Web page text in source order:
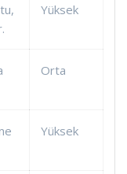
Yüksek
Orta
Yüksek